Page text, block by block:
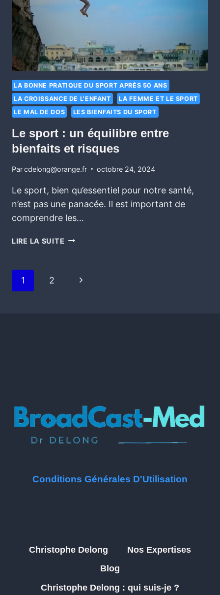
LA BONNE PRATIQUE DU SPORT APRÈS 50 ANS
LA CROISSANCE DE L'ENFANT
LA FEMME ET LE SPORT
LE MAL DE DOS
LES BIENFAITS DU SPORT
Le sport : un équilibre entre
bienfaits et risques
Parcdelong@orange.fr octobre 24, 2024
Le sport, bien qu’essentiel pour notre santé,
n’est pas une panacée. Il est important de
comprendre les…
LIRE LA SUITE
1 2
Conditions Générales D'Utilisation
Christophe Delong
Nos Expertises
Blog
Christophe Delong : qui suis-je ?